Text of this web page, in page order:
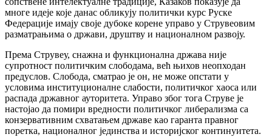
многе идеје које данас обликују политички курс Руске
Федерације имају своје дубоке корене управо у Струвеовим
разматрањима о држави, друштву и националном развоју.
Према Струвеу, снажна и функционална држава није
супротност политичким слободама, већ њихов неопходан
предуслов. Слобода, сматрао је он, не може опстати у
условима институционалне слабости, политичког хаоса или
распада државног ауторитета. Управо због тога Струве је
настојао да помири вредности политичког либерализма са
конзервативним схватањем државе као гаранта правног
поретка, националног јединства и историјског континуитета.